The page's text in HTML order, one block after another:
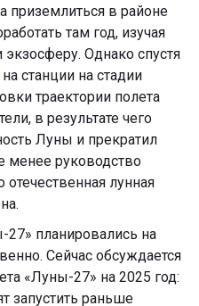
приземлиться в районе
там год, изучая
Однако спустя
станции на стадии
траектории полета
в результате чего
Луны и прекратил
менее руководство
лунная
планировались на
Сейчас обсуждается
«Луны-27» на 2025 год:
запустить раньше